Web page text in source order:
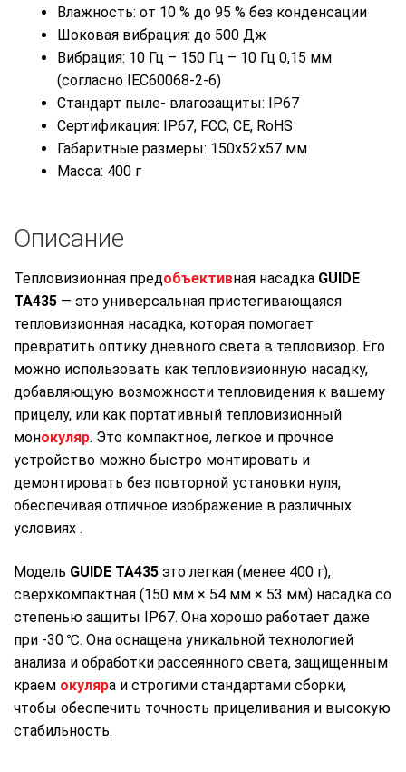
Влажность: от 10 % до 95 % без конденсации
Шоковая вибрация: до 500 Дж
Вибрация: 10 Гц – 150 Гц – 10 Гц 0,15 мм
(согласно IEC60068-2-6)
Стандарт пыле- влагозащиты: IP67
Сертификация: IP67, FCC, CE, RoHS
Габаритные размеры: 150x52x57 мм
Масса: 400 г
Описание
Тепловизионная предобъективная насадка GUIDE
TA435 — это универсальная пристегивающаяся
тепловизионная насадка, которая помогает
превратить оптику дневного света в тепловизор. Его
можно использовать как тепловизионную насадку,
добавляющую возможности тепловидения к вашему
прицелу, или как портативный тепловизионный
монокуляр. Это компактное, легкое и прочное
устройство можно быстро монтировать и
демонтировать без повторной установки нуля,
обеспечивая отличное изображение в различных
условиях .
Модель GUIDE TA435 это легкая (менее 400 г),
сверхкомпактная (150 мм × 54 мм × 53 мм) насадка со
степенью защиты IP67. Она хорошо работает даже
при -30 ℃. Она оснащена уникальной технологией
анализа и обработки рассеянного света, защищенным
краем окуляра и строгими стандартами сборки,
чтобы обеспечить точность прицеливания и высокую
стабильность.